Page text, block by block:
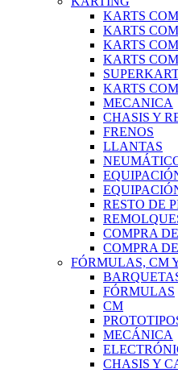
KARTS
KARTS
KARTS
KARTS
KARTS
MECANICA
CHASIS Y
FRENOS
LLANTAS
RESTO DE
COMPRA
COMPRA
FÓRMULAS, CM
FÓRMULAS
CM
MECÁNICA
CHASIS Y